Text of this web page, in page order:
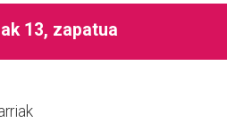
13, zapatua